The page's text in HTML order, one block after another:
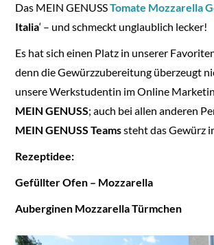
Das MEIN GENUSSTomate Mozzarella
Italia‘ – und schmeckt unglaublich lecker!
Es hat sich einen Platz in unserer
denn die Gewürzzubereitung überzeugt
unsere Werkstudentin im Online
MEIN GENUSS; auch bei allen anderen
MEIN GENUSS Teamssteht das Gewürz
Rezeptidee:
Gefüllter Ofen – Mozzarella
Auberginen Mozzarella Türmchen